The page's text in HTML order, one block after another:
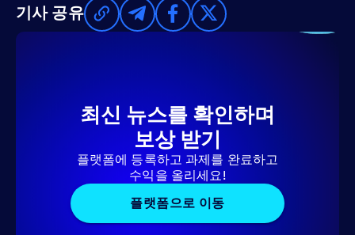
기사 공유
최신 뉴스를 확인하며
보상 받기
플랫폼에 등록하고 과제를 완료하고
수익을 올리세요!
플랫폼으로 이동